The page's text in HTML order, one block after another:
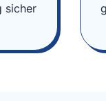
sicher